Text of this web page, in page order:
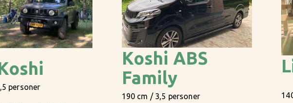
personer
Koshi ABS
Family
190 cm / 3,5 personer